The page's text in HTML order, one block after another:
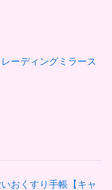
ーディングミラース
いおくすり手帳【キャ